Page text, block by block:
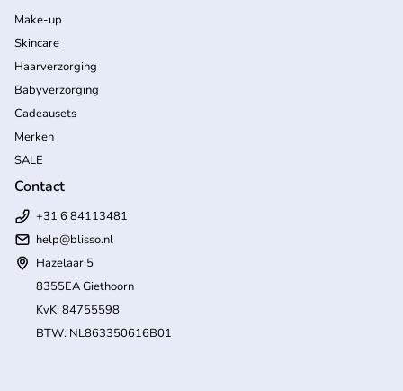
Make-up
Skincare
Haarverzorging
Babyverzorging
Cadeausets
Merken
SALE
Contact
+31 6 84113481
help@blisso.nl
Hazelaar 5
8355EA Giethoorn
KvK: 84755598
BTW: NL863350616B01